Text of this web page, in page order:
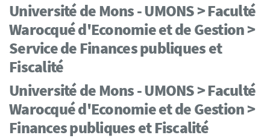
Université de Mons - UMONS > Faculté
Warocqué d'Economie et de Gestion >
Service de Finances publiques et
Fiscalité
Université de Mons - UMONS > Faculté
Warocqué d'Economie et de Gestion >
Finances publiques et Fiscalité